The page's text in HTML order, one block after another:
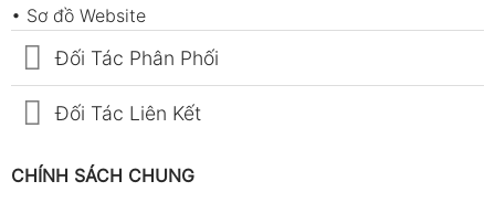
• Sơ đồ Website
Đối Tác Phân Phối
Đối Tác Liên Kết
CHÍNH SÁCH CHUNG